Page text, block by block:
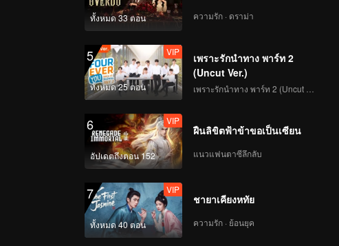
ทั้งหมด 33 ตอน ความรัก · ดราม่า
5
ทั้งหมด 25 ตอน
VIP
เพราะรักนำทาง พาร์ท 2
(Uncut Ver.)
6
อัปเดตถึงตอน 152
VIP
ฝืนลิขิตฟ้าข้าขอเป็นเซียน
แนวแฟนตาซีลึกลับ
7
ทั้งหมด 40 ตอน
VIP
ชายาเคียงหทัย
ความรัก · ย้อนยุค